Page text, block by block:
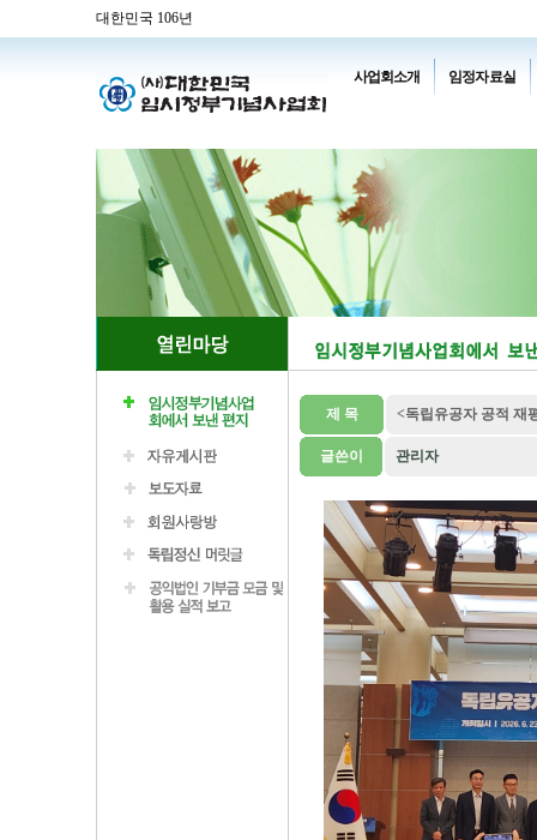
대한민국 106년
사업회소개 임정자료실
제 목 <독립유공자 공적 재
글쓴이 관리자